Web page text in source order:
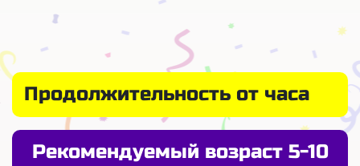
Продолжительность от часа
Рекомендуемый возраст 5-10